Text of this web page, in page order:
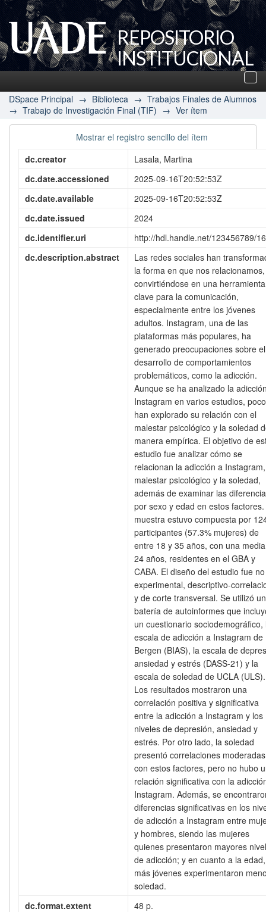
REPOSITORIO
INSTITUCIONAL
UADE
DSpace Principal → Biblioteca → Trabajos Finales de Alumnos
→ Trabajo de Investigación Final (TIF) → Ver ítem
Mostrar el registro sencillo del ítem
dc.creator
Lasala, Martina
dc.date.accessioned
2025-09-16T20:52:53Z
dc.date.available
2025-09-16T20:52:53Z
dc.date.issued
2024
dc.identifier.uri
http://hdl.handle.net/123456789/
dc.description.abstract
Las redes sociales han
la forma en que nos relacionamos,
convirtiéndose en una herramienta
clave para la comunicación,
especialmente entre los jóvenes
adultos. Instagram, una de las
plataformas más populares, ha
generado preocupaciones sobre el
desarrollo de comportamientos
problemáticos, como la adicción.
Aunque se ha analizado la
Instagram en varios estudios,
han explorado su relación con el
malestar psicológico y la soledad
manera empírica. El objetivo de
estudio fue analizar cómo se
relacionan la adicción a
malestar psicológico y la soledad,
además de examinar las
por sexo y edad en estos
muestra estuvo compuesta por
participantes (57.3% mujeres) de
entre 18 y 35 años, con una
24 años, residentes en el GBA y
CABA. El diseño del estudio fue no
experimental, descriptivo-
y de corte transversal. Se utilizó
batería de autoinformes que
un cuestionario sociodemográfico,
escala de adicción a Instagram de
Bergen (BIAS), la escala de
ansiedad y estrés (DASS-21) y la
escala de soledad de UCLA (ULS).
Los resultados mostraron una
correlación positiva y significativa
entre la adicción a Instagram y los
niveles de depresión, ansiedad y
estrés. Por otro lado, la soledad
presentó correlaciones moderadas
con estos factores, pero no hubo
relación significativa con la
Instagram. Además, se
diferencias significativas en los
de adicción a Instagram entre
y hombres, siendo las mujeres
quienes presentaron mayores
de adicción; y en cuanto a la
más jóvenes experimentaron
soledad.
dc.format.extent
48 p.